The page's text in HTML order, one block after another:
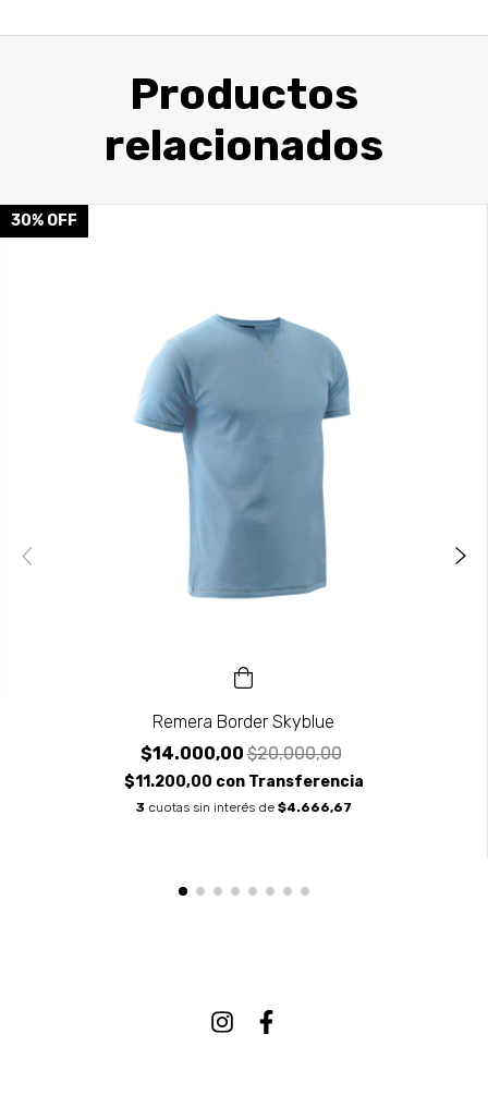
Productos
relacionados
30% OFF
Remera Border Skyblue
$14.000,00$20.000,00
$11.200,00 con Transferencia
3 cuotas sin interés de $4.666,67